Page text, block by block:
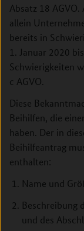
Absatz 18
allein
bereits in
1. Januar 2020
Schwierigkeiten
c AGVO.
Diese
Beihilfen, die
haben. Der in
Beihilfeantrag
enthalten:
Name und
Beschreibung
und des